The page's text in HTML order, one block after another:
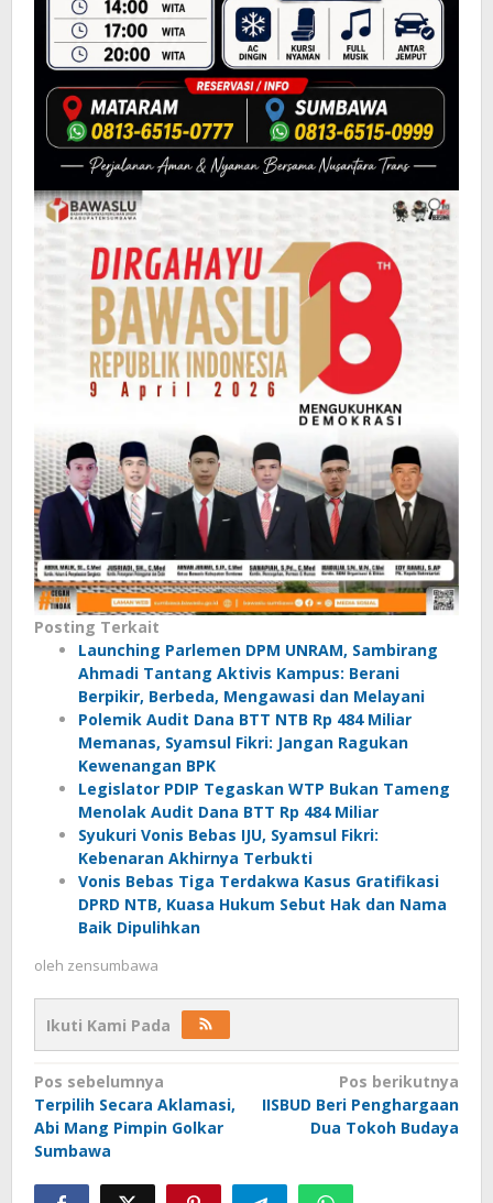
Posting Terkait
Launching Parlemen DPM UNRAM, Sambirang
Ahmadi Tantang Aktivis Kampus: Berani
Berpikir, Berbeda, Mengawasi dan Melayani
Polemik Audit Dana BTT NTB Rp 484 Miliar
Memanas, Syamsul Fikri: Jangan Ragukan
Kewenangan BPK
Legislator PDIP Tegaskan WTP Bukan Tameng
Menolak Audit Dana BTT Rp 484 Miliar
Syukuri Vonis Bebas IJU, Syamsul Fikri:
Kebenaran Akhirnya Terbukti
Vonis Bebas Tiga Terdakwa Kasus Gratifikasi
DPRD NTB, Kuasa Hukum Sebut Hak dan Nama
Baik Dipulihkan
oleh zensumbawa
Ikuti Kami Pada
Navigasi
pos
Pos sebelumnya
Terpilih Secara Aklamasi,
Abi Mang Pimpin Golkar
Sumbawa
Pos berikutnya
IISBUD Beri Penghargaan
Dua Tokoh Budaya